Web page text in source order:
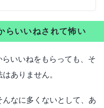
らいいねされて怖い
らいいねをもらっても、そ
ありません。
なに多くないとして、あ